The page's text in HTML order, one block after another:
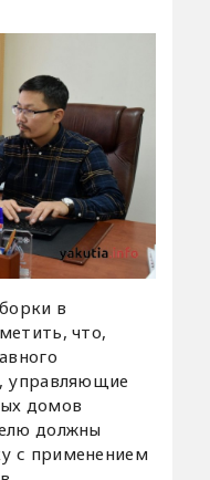
в
что,
управляющие
домов
должны
с применением